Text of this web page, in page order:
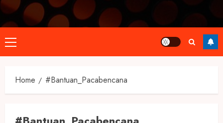
Primary
Menu
Home #Bantuan_Pacabencana